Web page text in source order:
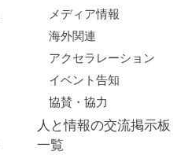
メディア情報
海外関連
アクセラレーション
イベント告知
協賛・協力
人と情報の交流掲示板
一覧